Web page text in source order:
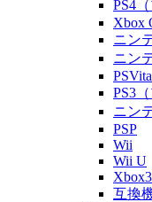
PS4
Xbox
ニン
ニン
PSVita
PS3
ニン
PSP
Wii
Wii U
互換